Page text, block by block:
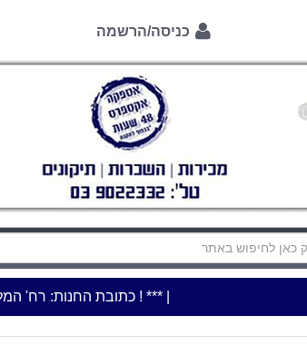
כניסה/הרשמה
***כתובת החנות: רח' המלאכה 2, ביתן 8 (כניסה מרח' עמל 5) א.ת.פארק אפק, ראש העין***